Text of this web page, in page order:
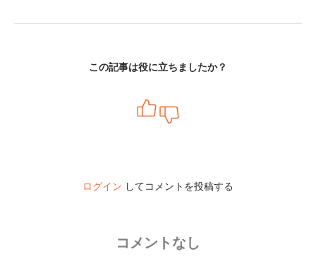
この記事は役に立ちましたか？
ログイン してコメントを投稿する
コメントなし